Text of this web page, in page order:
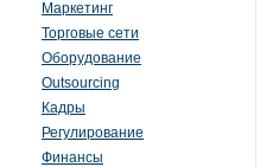
Маркетинг
Торговые сети
Оборудование
Outsourcing
Кадры
Регулирование
Финансы